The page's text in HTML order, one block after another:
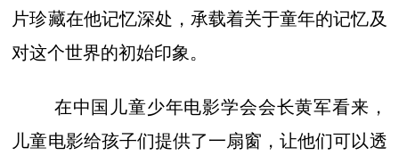
片珍藏在他记忆深处，承载着关于童年的记忆及
对这个世界的初始印象。
在中国儿童少年电影学会会长黄军看来，
儿童电影给孩子们提供了一扇窗，让他们可以透